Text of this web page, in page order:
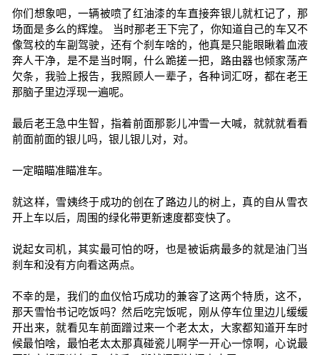
你们想象吧，一辆被喷了红油漆的车直接奔银儿就杠记了，那
场面是多么的辉煌。 当时那老王下完了，你知道自己的车又不
像驾校的车副驾驶，还有个刹车啥的，他真是只能眼瞅着血液
奔人干净，是不是当时啊，什么跪搓一把，路由器也倾家荡产
欠条，我验上报告，我照顾人一辈子，各种词汇呀，都在老王
那脑子里边浮现一遍呢。
最后老王急中生智，指着前面那影儿冲雪一大喊，就就就看看
前面前面的银儿吗，银儿银儿对，对。
一定瞄瞄准瞄准车。
就这样，雪姨终于成功的创在了路边儿的树上，真的自从雪衣
开上车以后，周围的绿化带更新速度都变快了。
说起女司机，其实最可怕的呀，也是被诟病最多的就是油门当
刹车和没有方向看这两点。
不幸的是，我们的血仪恰巧成功的兼容了这两个特质，这不，
那天雪怡书记吃饭吗？然后吃完饭呢，刚从停车位里边儿缓缓
开出来，就看见车前面蹭过来一个老太太，大家都知道开车时
候最怕啥，最怕老太太那真碰瓷儿啊学一开心一惊啊，心说最